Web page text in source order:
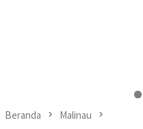
Beranda Malinau